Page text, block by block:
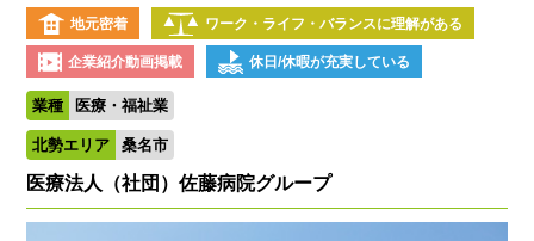
地元密着 ワーク・ライフ・バランスに理解がある
企業紹介動画掲載 休日/休暇が充実している
業種 医療・福祉業
北勢エリア 桑名市
医療法人（社団）佐藤病院グループ